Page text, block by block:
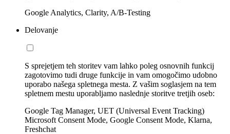
Google Analytics, Clarity, A/B-Testing
Delovanje
S sprejetjem teh storitev vam lahko poleg osnovnih funkcij
zagotovimo tudi druge funkcije in vam omogočimo udobno
uporabo našega spletnega mesta. Z vašim soglasjem na tem
spletnem mestu uporabljamo naslednje storitve tretjih oseb:
Google Tag Manager, UET (Universal Event Tracking)
Microsoft Consent Mode, Google Consent Mode, Klarna,
Freshchat